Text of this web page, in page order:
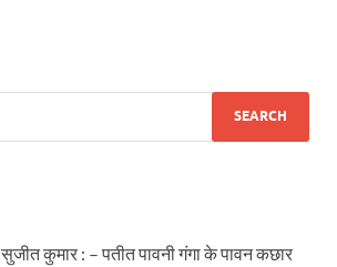
सुजीत कुमार : – पतीत पावनी गंगा के पावन कछार